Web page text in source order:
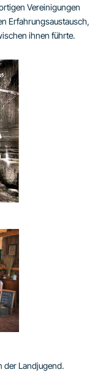
Vereinigungen
Erfahrungsaustausch,
ihnen führte.
der Landjugend.